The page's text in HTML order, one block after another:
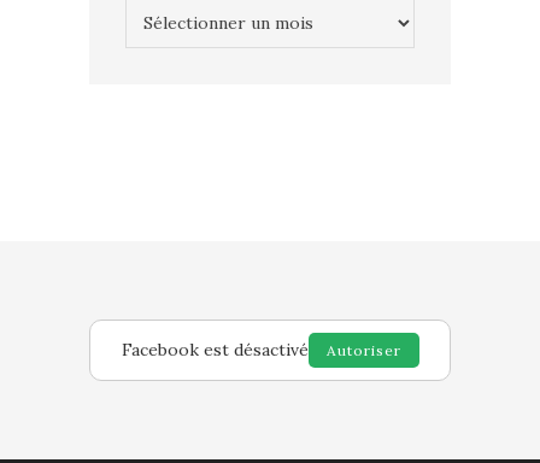
Facebook est désactivé Autoriser